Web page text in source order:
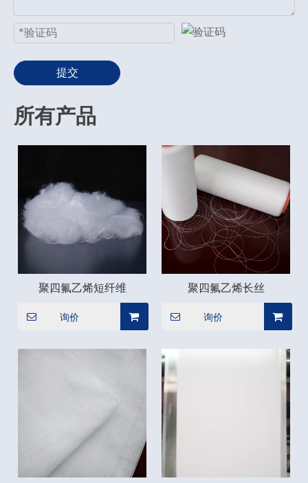
提交
所有产品
聚四氟乙烯短纤维
询价
聚四氟乙烯长丝
询价